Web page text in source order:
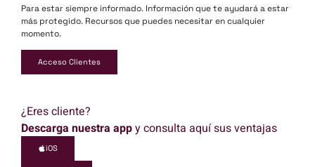
Para estar siempre informado. Información que te ayudará a estar
más protegido. Recursos que puedes necesitar en cualquier
momento.
Acceso Clientes
¿Eres cliente?
Descarga nuestra appy consulta aquí sus ventajas
iOS